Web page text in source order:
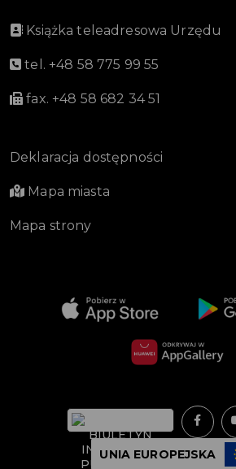
Książka teleadresowa Urzędu
tel. +48 58 775 99 55
fax. +48 58 682 34 51
Deklaracja dostępności
Mapa miasta
Mapa strony
UNIA EUROPEJSKA